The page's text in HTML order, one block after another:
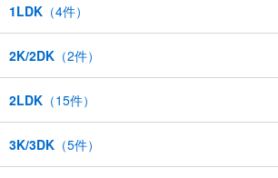
1LDK （4件）
2K/2DK （2件）
2LDK （15件）
3K/3DK （5件）